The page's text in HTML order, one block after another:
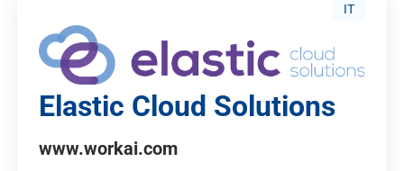
IT
Elastic Cloud Solutions
www.workai.com